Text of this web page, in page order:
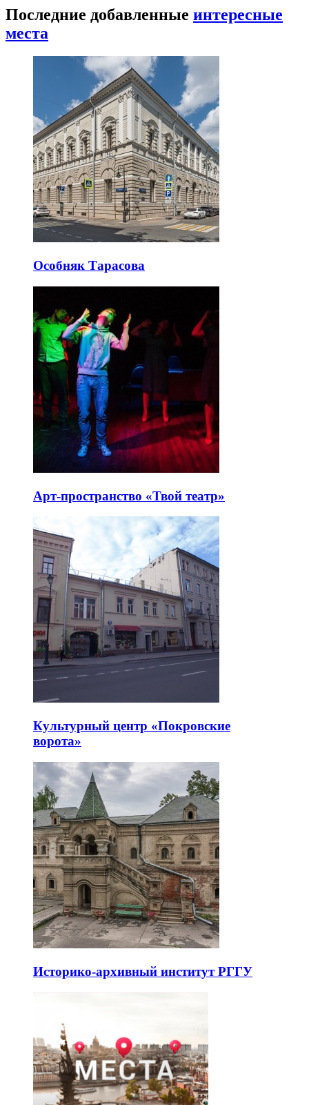
Последние добавленные интересные
места
Особняк Тарасова
Арт-пространство «Твой театр»
Культурный центр «Покровские
ворота»
Историко-архивный институт РГГУ